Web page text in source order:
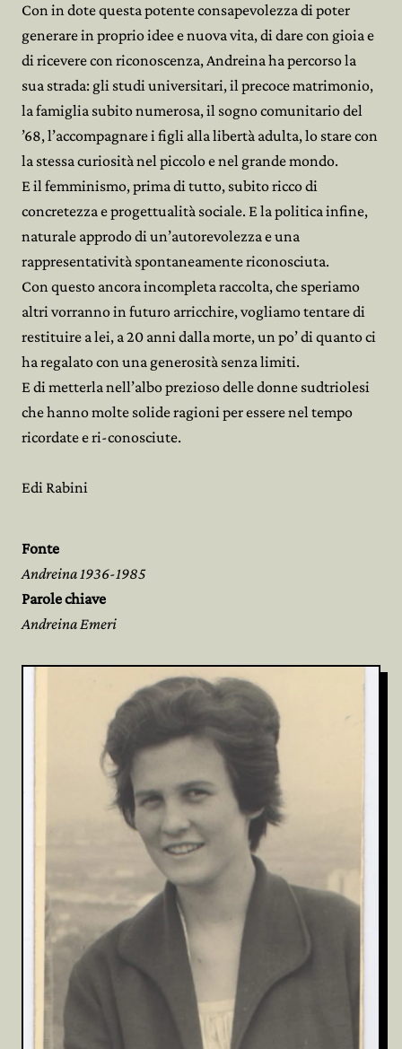
Con in dote questa potente consapevolezza di poter
generare in proprio idee e nuova vita, di dare con gioia e
di ricevere con riconoscenza, Andreina ha percorso la
sua strada: gli studi universitari, il precoce matrimonio,
la famiglia subito numerosa, il sogno comunitario del
’68, l’accompagnare i figli alla libertà adulta, lo stare con
la stessa curiosità nel piccolo e nel grande mondo.
E il femminismo, prima di tutto, subito ricco di
concretezza e progettualità sociale. E la politica infine,
naturale approdo di un’autorevolezza e una
rappresentatività spontaneamente riconosciuta.
Con questo ancora incompleta raccolta, che speriamo
altri vorranno in futuro arricchire, vogliamo tentare di
restituire a lei, a 20 anni dalla morte, un po’ di quanto ci
ha regalato con una generosità senza limiti.
E di metterla nell’albo prezioso delle donne sudtriolesi
che hanno molte solide ragioni per essere nel tempo
ricordate e ri-conosciute.
Edi Rabini
Fonte
Andreina 1936-1985
Parole chiave
Andreina Emeri